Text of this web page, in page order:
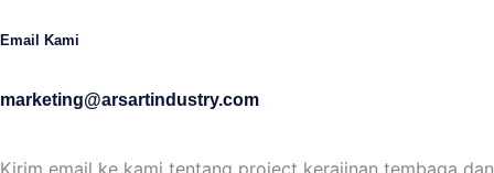
Email Kami
marketing@arsartindustry.com
Kirim email ke kami tentang project kerajinan tembaga dan